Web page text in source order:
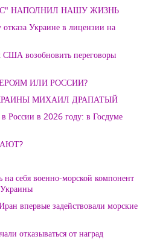
НАПОЛНИЛ НАШУ ЖИЗНЬ
Украине в лицензии на
США возобновить переговоры
ИЛИ РОССИИ?
МИХАИЛ ДРАПАТЫЙ
России в 2026 году: в Госдуме
на себя военно-морской компонент
Украины
впервые задействовали морские
отказываться от наград